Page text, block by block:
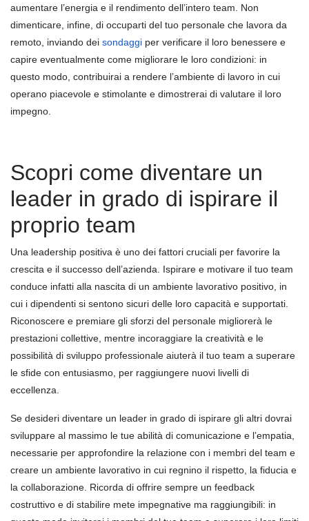
aumentare l’energia e il rendimento dell’intero team. Non
dimenticare, infine, di occuparti del tuo personale che lavora da
remoto, inviando dei sondaggi per verificare il loro benessere e
capire eventualmente come migliorare le loro condizioni: in
questo modo, contribuirai a rendere l’ambiente di lavoro in cui
operano piacevole e stimolante e dimostrerai di valutare il loro
impegno.
Scopri come diventare un
leader in grado di ispirare il
proprio team
Una leadership positiva è uno dei fattori cruciali per favorire la
crescita e il successo dell’azienda. Ispirare e motivare il tuo team
conduce infatti alla nascita di un ambiente lavorativo positivo, in
cui i dipendenti si sentono sicuri delle loro capacità e supportati.
Riconoscere e premiare gli sforzi del personale migliorerà le
prestazioni collettive, mentre incoraggiare la creatività e le
possibilità di sviluppo professionale aiuterà il tuo team a superare
le sfide con entusiasmo, per raggiungere nuovi livelli di
eccellenza.
Se desideri diventare un leader in grado di ispirare gli altri dovrai
sviluppare al massimo le tue abilità di comunicazione e l’empatia,
necessarie per approfondire la relazione con i membri del team e
creare un ambiente lavorativo in cui regnino il rispetto, la fiducia e
la collaborazione. Ricorda di offrire sempre un feedback
costruttivo e di stabilire mete impegnative ma raggiungibili: in